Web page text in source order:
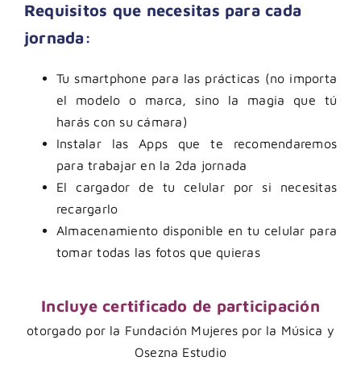
Requisitos que necesitas para cada
jornada:
Tu smartphone para las prácticas (no importa
el modelo o marca, sino la magia que tú
harás con su cámara)
Instalar las Apps que te recomendaremos
para trabajar en la 2da jornada
El cargador de tu celular por si necesitas
recargarlo
Almacenamiento disponible en tu celular para
tomar todas las fotos que quieras
Incluye certificado de participación
otorgado por la Fundación Mujeres por la Música y
Osezna Estudio